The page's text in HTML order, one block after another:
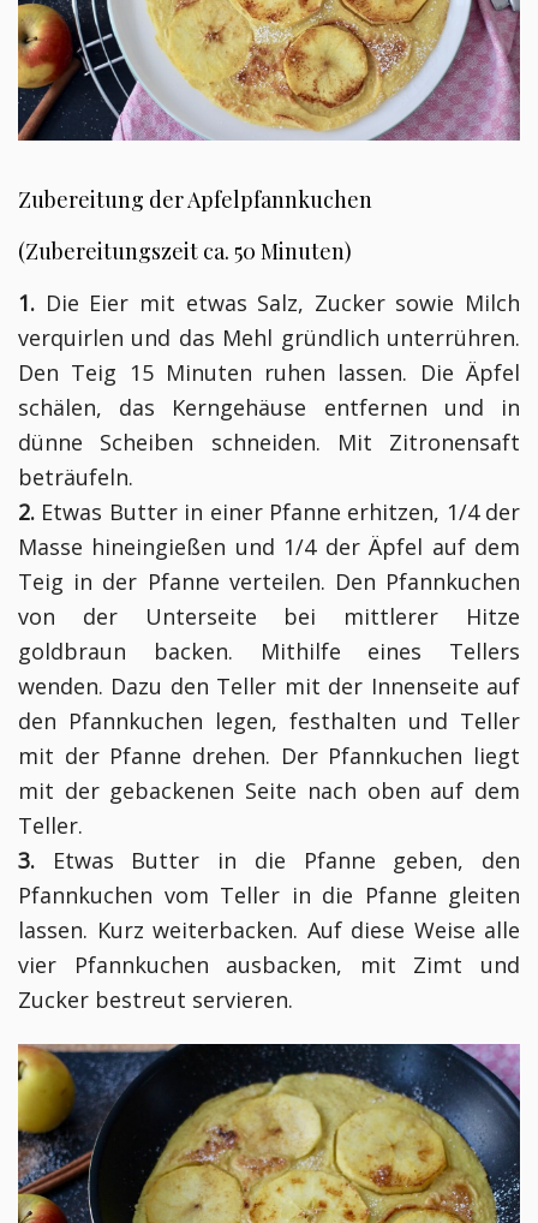
Zubereitung der Apfelpfannkuchen
(Zubereitungszeit ca. 50 Minuten)
1. Die Eier mit etwas Salz, Zucker sowie Milch
verquirlen und das Mehl gründlich unterrühren.
Den Teig 15 Minuten ruhen lassen. Die Äpfel
schälen, das Kerngehäuse entfernen und in
dünne Scheiben schneiden. Mit Zitronensaft
beträufeln.
2. Etwas Butter in einer Pfanne erhitzen, 1/4 der
Masse hineingießen und 1/4 der Äpfel auf dem
Teig in der Pfanne verteilen. Den Pfannkuchen
von der Unterseite bei mittlerer Hitze
goldbraun backen. Mithilfe eines Tellers
wenden. Dazu den Teller mit der Innenseite auf
den Pfannkuchen legen, festhalten und Teller
mit der Pfanne drehen. Der Pfannkuchen liegt
mit der gebackenen Seite nach oben auf dem
Teller.
3. Etwas Butter in die Pfanne geben, den
Pfannkuchen vom Teller in die Pfanne gleiten
lassen. Kurz weiterbacken. Auf diese Weise alle
vier Pfannkuchen ausbacken, mit Zimt und
Zucker bestreut servieren.